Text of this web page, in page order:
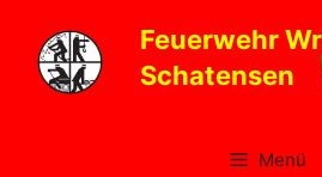
Inhalt
springen
Feuerwehr
Schatensen
Menü